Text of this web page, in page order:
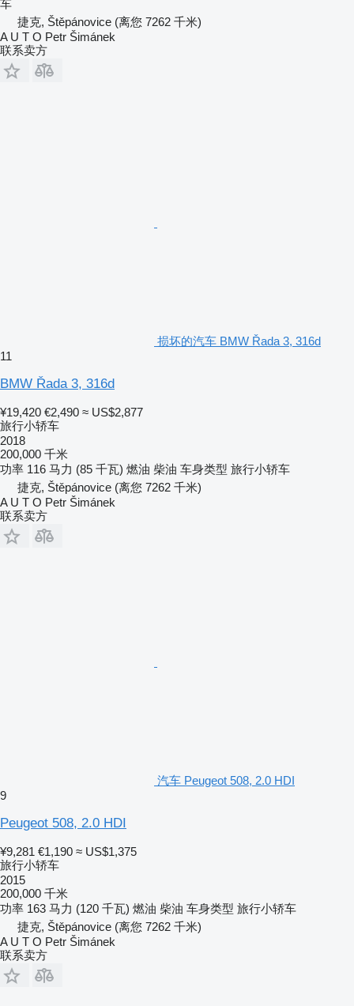
车
捷克, Štěpánovice (离您 7262 千米)
A U T O Petr Šimánek
联系卖方
损坏的汽车 BMW Řada 3, 316d
11
BMW Řada 3, 316d
¥19,420 €2,490 ≈ US$2,877
旅行小轿车
2018
200,000 千米
功率 116 马力 (85 千瓦) 燃油 柴油 车身类型 旅行小轿车
捷克, Štěpánovice (离您 7262 千米)
A U T O Petr Šimánek
联系卖方
汽车 Peugeot 508, 2.0 HDI
9
Peugeot 508, 2.0 HDI
¥9,281 €1,190 ≈ US$1,375
旅行小轿车
2015
200,000 千米
功率 163 马力 (120 千瓦) 燃油 柴油 车身类型 旅行小轿车
捷克, Štěpánovice (离您 7262 千米)
A U T O Petr Šimánek
联系卖方